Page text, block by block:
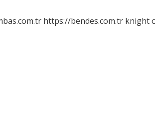
https://bendes.com.tr knight